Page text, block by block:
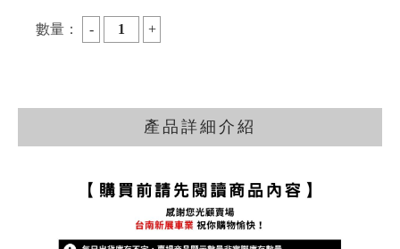
數量：
產品詳細介紹